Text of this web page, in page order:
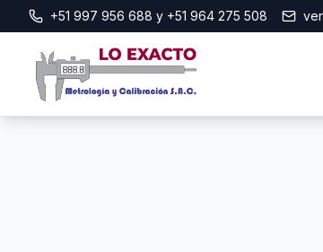
+51 997 956 688 y +51 964 275 508